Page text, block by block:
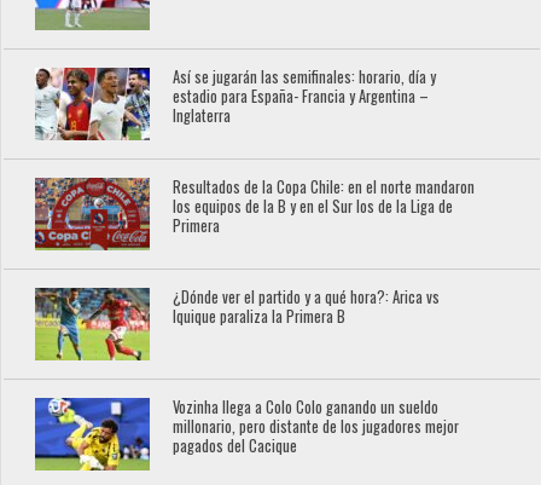
Así se jugarán las semifinales: horario, día y
estadio para España- Francia y Argentina –
Inglaterra
Resultados de la Copa Chile: en el norte mandaron
los equipos de la B y en el Sur los de la Liga de
Primera
¿Dónde ver el partido y a qué hora?: Arica vs
Iquique paraliza la Primera B
Vozinha llega a Colo Colo ganando un sueldo
millonario, pero distante de los jugadores mejor
pagados del Cacique